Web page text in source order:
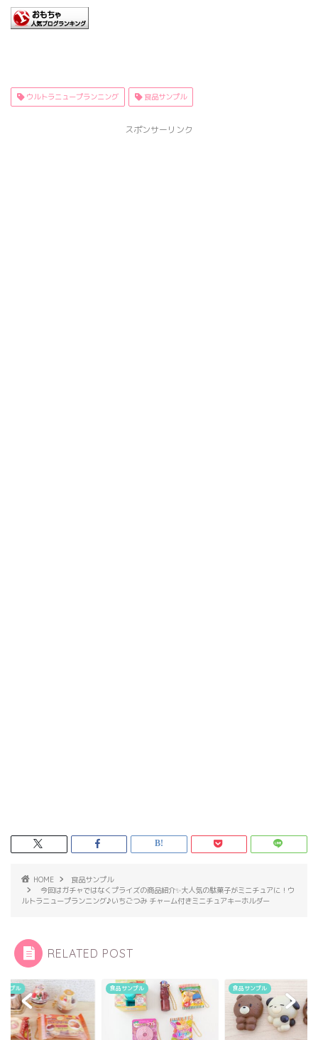
ウルトラニュープランニング 食品サンプル
スポンサーリンク
HOME
食品サンプル
今回はガチャではなくプライズの商品紹介✨大人気の駄菓子がミニチュアに！ウ
ルトラニュープランニング♪いちごつみ チャーム付きミニチュアキーホルダー
RELATED POST
ンプル 食品サンプル 食品サンプル